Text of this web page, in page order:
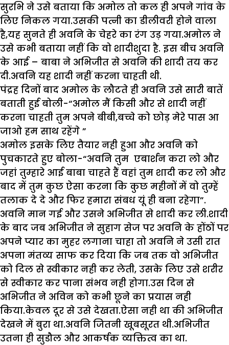
सुरभि ने उसे बताया कि अमोल तो कल‌ ही अपने गांव के
लिए निकल गया.उसकी पत्नी का डीलीवरी होने वाला
है,यह सुनते ही अवनि के चेहरे का रंग उड़ गया.अमोल ने
उसे कभी बताया नहीं कि वो शादीशुदा है. इस बीच अवनि
के आई – बाबा ने अभिजीत से अवनि की शादी तय कर
दी.अवनि यह शादी नहीं करना चाहती थी.
पंद्रह दिनों बाद अमोल के लौटते ही अवनि उसे सारी बातें
बताती हुई बोली-“अमोल मैं किसी और से शादी नहीं
करना चाहती तुम अपने बीबी,बच्चे को छोड़ मेरे पास आ
जाओ हम साथ रहेंगे ”
अमोल इसके लिए तैयार नही हुआ और अवनि को
पुचकारते हुए बोला-“अवनि तुम एबार्शन करा लो और
जहां तुम्हारे आई बाबा चाहते हैं वहां तुम शादी कर लो और
बाद में तुम कुछ ऐसा करना कि कुछ महीनों में वो तुम्हें
तलाक दे दे और फिर हमारा संबध यूं ही बना रहेगा”.
अवनि मान गई और उसने अभिजीत से शादी कर ली.शादी
के बाद जब अभिजीत ने सुहाग सेज पर अवनि के होंठों पर
अपने प्यार का मुहर लगाना‌ चाहा तो अवनि ने उसी रात
अपना मंतव्य साफ कर दिया कि जब ‌तक वो अभिजीत
को दिल से स्वीकार नही कर लेती, उसके लिए उसे शरीर
से स्वीकार कर पाना संभव नही होगा.उस दिन से
अभिजीत ने अविन‌ को कभी छूने का प्रयास नही
किया.केवल दूर से उसे देखता.ऐसा नही था की अभिजीत
देखने में बुरा था.अवनि जितनी खूबसूरत ‌थी.अभिजीत
उतना ही सुडौल और आकर्षक व्यक्तित्व का था.